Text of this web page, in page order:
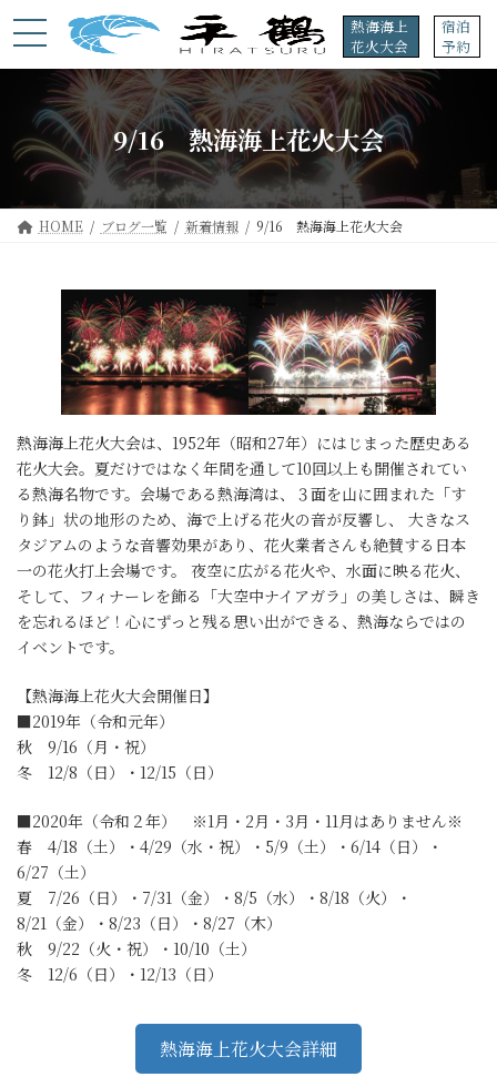
ン
ス
プ
ビ
ン
動
熱海海上
花火大会
宿泊
予約
9/16 熱海海上花火大会
HOME ブログ一覧 新着情報 9/16 熱海海上花火大会
熱海海上花火大会は、1952年（昭和27年）にはじまった歴史ある
花火大会。夏だけではなく年間を通して10回以上も開催されてい
る熱海名物です。会場である熱海湾は、３面を山に囲まれた「す
り鉢」状の地形のため、海で上げる花火の音が反響し、 大きなス
タジアムのような音響効果があり、花火業者さんも絶賛する日本
一の花火打上会場です。 夜空に広がる花火や、水面に映る花火、
そして、フィナーレを飾る「大空中ナイアガラ」の美しさは、瞬き
を忘れるほど！心にずっと残る思い出ができる、熱海ならではの
イベントです。
【熱海海上花火大会開催日】
■2019年（令和元年）
秋 9/16（月・祝）
冬 12/8（日）・12/15（日）
■2020年（令和２年） ※1月・2月・3月・11月はありません※
春 4/18（土）・4/29（水・祝）・5/9（土）・6/14（日）・
6/27（土）
夏 7/26（日）・7/31（金）・8/5（水）・8/18（火）・
8/21（金）・8/23（日）・8/27（木）
秋 9/22（火・祝）・10/10（土）
冬 12/6（日）・12/13（日）
熱海海上花火大会詳細